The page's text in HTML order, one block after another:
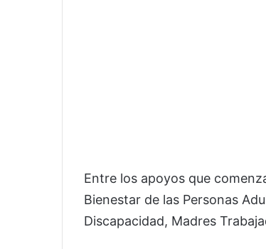
Entre los apoyos que
Bienestar de las Personas
Discapacidad, Madres